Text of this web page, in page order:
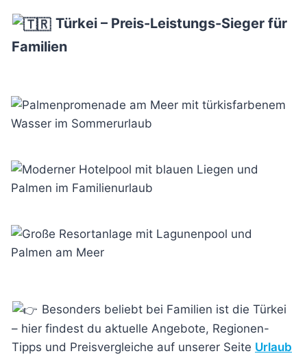
Türkei – Preis-Leistungs-Sieger für
Familien
Besonders beliebt bei Familien ist die Türkei
– hier findest du aktuelle Angebote, Regionen-
Tipps und Preisvergleiche auf unserer Seite Urlaub